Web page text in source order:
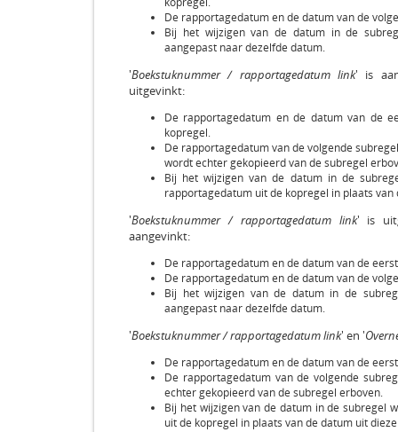
De rapportagedatum en de datum van de
Bij het wijzigen van de datum in de
aangepast naar dezelfde datum.
'Boekstuknummer / rapportagedatum link' is
uitgevinkt:
De rapportagedatum en de datum van de
kopregel.
De rapportagedatum van de volgende
wordt echter gekopieerd van de subregel
Bij het wijzigen van de datum in de
rapportagedatum uit de kopregel in plaats
'Boekstuknummer / rapportagedatum link' is
aangevinkt:
De rapportagedatum en de datum van de
De rapportagedatum en de datum van de
Bij het wijzigen van de datum in de
aangepast naar dezelfde datum.
'Boekstuknummer / rapportagedatum link' en '
De rapportagedatum en de datum van de
De rapportagedatum van de volgende
echter gekopieerd van de subregel erboven.
Bij het wijzigen van de datum in de subregel
uit de kopregel in plaats van de datum uit